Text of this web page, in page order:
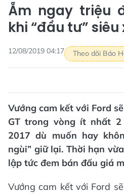
Ẵm ngay triệu
khi “đầu tư” siêu
12/08/2019 04:17 Theo dõi Báo
Vướng cam kết với Ford
GT trong vòng ít nhất 2
2017 dù muốn hay
ngùi” giữ lại. Thời hạn
lập tức đem bán đấu giá
Vướng cam kết với Ford